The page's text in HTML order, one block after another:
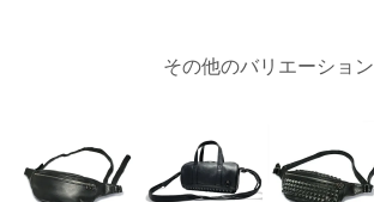
その他のバリエーション